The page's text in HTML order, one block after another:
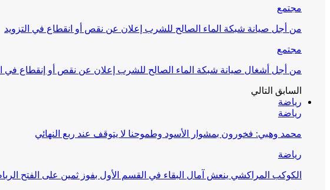
مجتمع
من أجل صيانة شبكة الماء الصالح للشرب إعلان عن نقص أو انقطاع في التزويد
مجتمع
من أجل أشغال صيانة شبكة الماء الصالح للشرب إعلان عن نقص أو إنقطاع في
السابق التالي
رياضة
رياضة
محمد وهبي: فخورون بمشوار الأسود وطموحنا لا يتوقف عند ربع النهائي
رياضة
الكوكب المراكشي ينعش آمال البقاء في القسم الأول بفوز ثمين على الفتح